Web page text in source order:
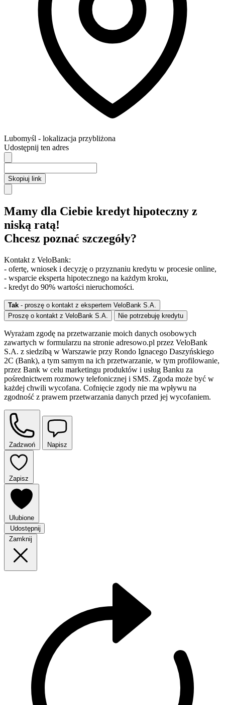
Lubomyśl - lokalizacja przybliżona
Udostępnij ten adres
Skopiuj link
Mamy dla Ciebie kredyt hipoteczny z
niską ratą!
Chcesz poznać szczegóły?
Kontakt z VeloBank:
- ofertę, wniosek i decyzję o przyznaniu kredytu w procesie online,
- wsparcie eksperta hipotecznego na każdym kroku,
- kredyt do 90% wartości nieruchomości.
Tak - proszę o kontakt z ekspertem VeloBank S.A.
Proszę o kontakt z VeloBank S.A.
Nie potrzebuję kredytu
Wyrażam zgodę na przetwarzanie moich danych osobowych
zawartych w formularzu na stronie adresowo.pl przez VeloBank
S.A. z siedzibą w Warszawie przy Rondo Ignacego Daszyńskiego
2C (Bank), a tym samym na ich przetwarzanie, w tym profilowanie,
przez Bank w celu marketingu produktów i usług Banku za
pośrednictwem rozmowy telefonicznej i SMS. Zgoda może być w
każdej chwili wycofana. Cofnięcie zgody nie ma wpływu na
zgodność z prawem przetwarzania danych przed jej wycofaniem.
Zadzwoń Napisz
Zapisz
Ulubione
Udostępnij
Zamknij